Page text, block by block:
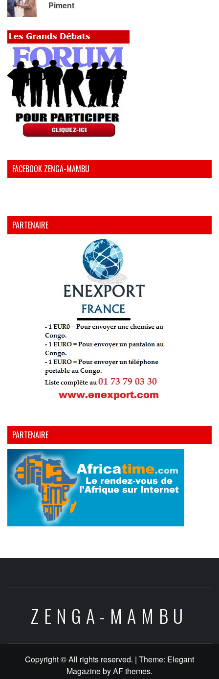
Piment
FACEBOOK ZENGA-MAMBU
PARTENAIRE
PARTENAIRE
ZENGA-MAMBU
Copyright © All rights reserved. | Theme: Elegant
MagazinebyAF themes.